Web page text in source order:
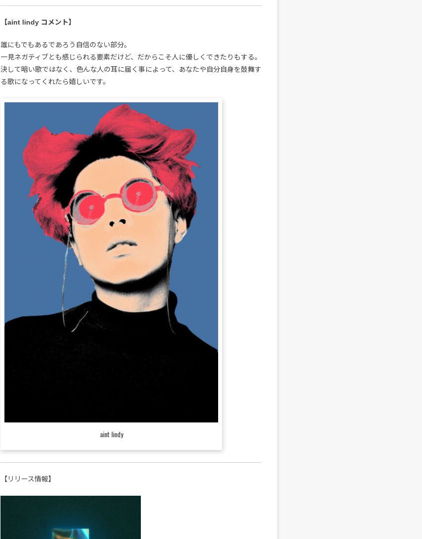
【aint lindy コメント】
誰にもでもあるであろう自信のない部分。
一見ネガティブとも感じられる要素だけど、だからこそ人に優しくできたりもする。
決して暗い歌ではなく、色んな人の耳に届く事によって、あなたや自分自身を鼓舞す
る歌になってくれたら嬉しいです。
aint lindy
【リリース情報】